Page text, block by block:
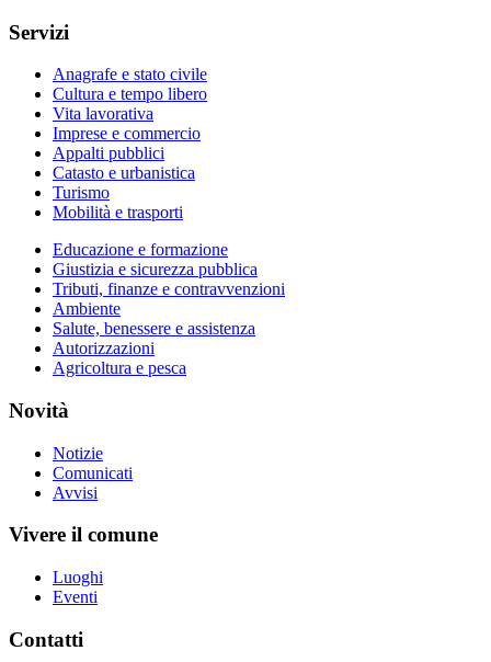
Servizi
Anagrafe e stato civile
Cultura e tempo libero
Vita lavorativa
Imprese e commercio
Appalti pubblici
Catasto e urbanistica
Turismo
Mobilità e trasporti
Educazione e formazione
Giustizia e sicurezza pubblica
Tributi, finanze e contravvenzioni
Ambiente
Salute, benessere e assistenza
Autorizzazioni
Agricoltura e pesca
Novità
Notizie
Comunicati
Avvisi
Vivere il comune
Luoghi
Eventi
Contatti